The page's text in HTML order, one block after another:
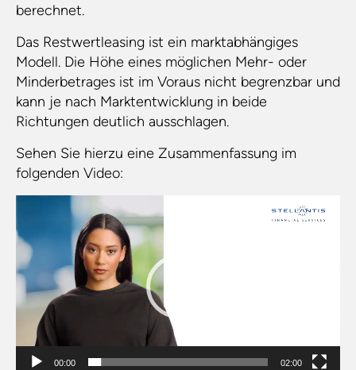
berechnet.
Das Restwertleasing ist ein marktabhängiges
Modell. Die Höhe eines möglichen Mehr- oder
Minderbetrages ist im Voraus nicht begrenzbar und
kann je nach Marktentwicklung in beide
Richtungen deutlich ausschlagen.
Sehen Sie hierzu eine Zusammenfassung im
folgenden Video:
00:00 02:00